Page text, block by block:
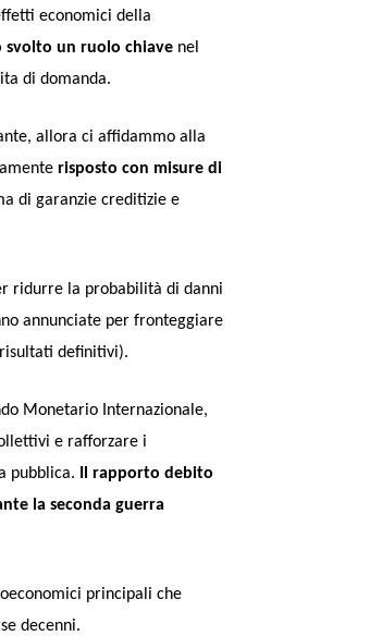
economici della
svolto un ruolo chiavenel
di domanda.
allora ci affidammo alla
risposto con misure di
di garanzie creditizie e
ridurre la probabilità di danni
annunciate per fronteggiare
definitivi).
Monetario Internazionale,
e rafforzare i
pubblica.
Il rapporto debito
la seconda guerra
principali che
decenni.